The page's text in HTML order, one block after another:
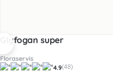
Glyfogan super
Floraservis
4.9(48)